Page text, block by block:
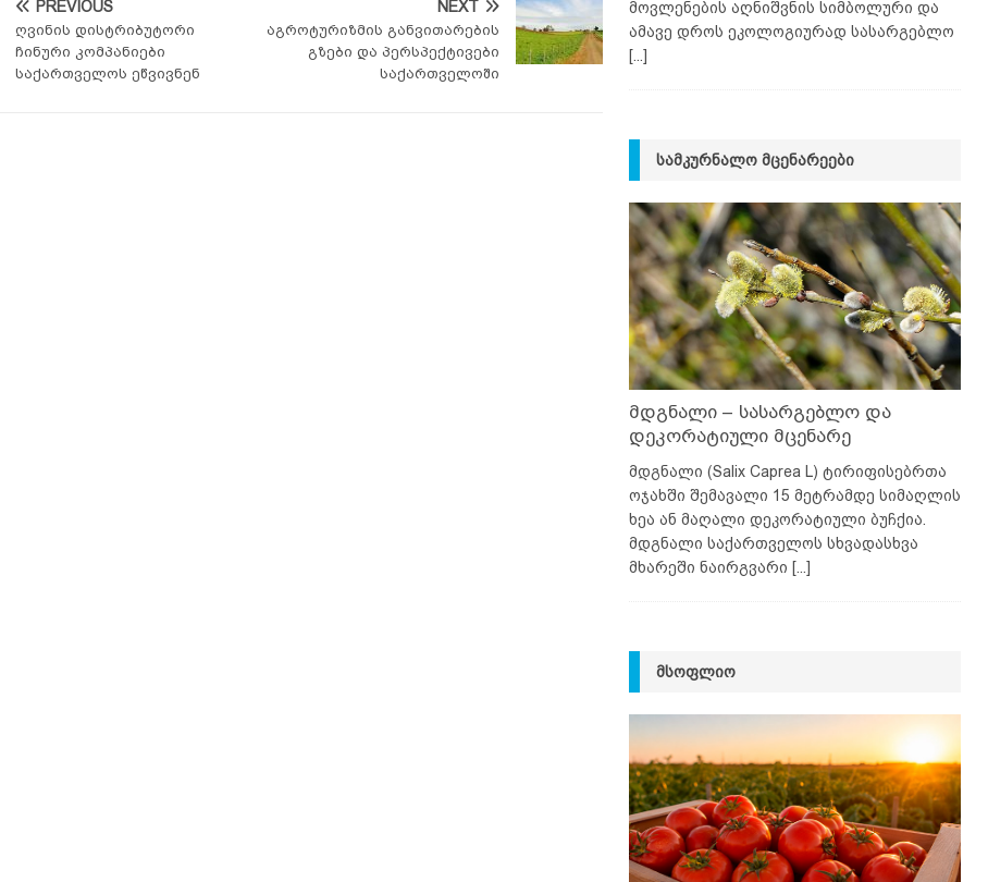
PREVIOUS
ღვინის დისტრიბუტორი
ჩინური კომპანიები
საქართველოს ეწვივნენ
NEXT
აგროტურიზმის განვითარების
გზები და პერსპექტივები
საქართველოში
მოვლენების აღნიშვნის სიმბოლური და
ამავე დროს ეკოლოგიურად სასარგებლო
[...]
ᲡᲐᲛᲙᲣᲠᲜᲐᲚᲝ ᲛᲪᲔᲜᲐᲠᲔᲔᲑᲘ
მდგნალი – სასარგებლო და
დეკორატიული მცენარე
მდგნალი (Salix Caprea L) ტირიფისებრთა
ოჯახში შემავალი 15 მეტრამდე სიმაღლის
ხეა ან მაღალი დეკორატიული ბუჩქია.
მდგნალი საქართველოს სხვადასხვა
მხარეში ნაირგვარი [...]
ᲛᲡᲝᲤᲚᲘᲝ